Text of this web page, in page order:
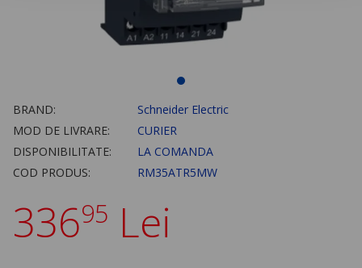
BRAND:
Schneider Electric
MOD DE LIVRARE:
CURIER
DISPONIBILITATE:
LA COMANDA
COD PRODUS:
RM35ATR5MW
33695 Lei